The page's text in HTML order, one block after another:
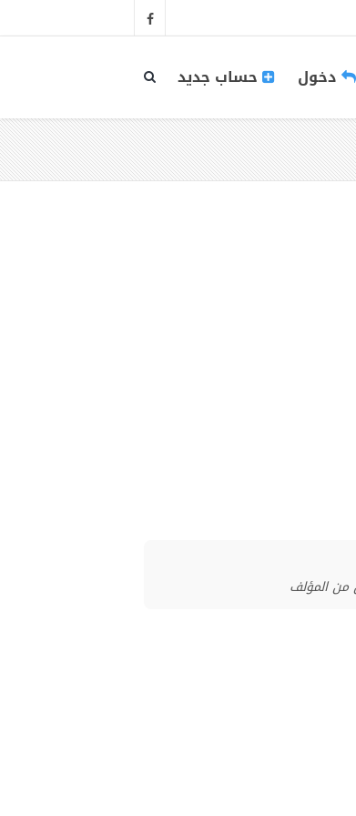
دخول حساب جديد
من المؤلف